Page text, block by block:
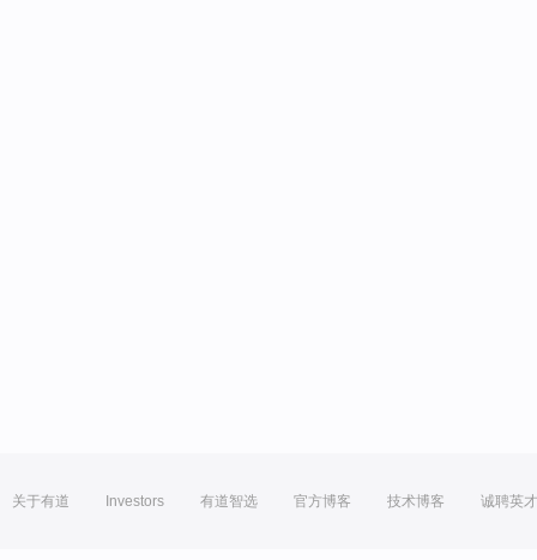
关于有道 Investors 有道智选 官方博客 技术博客 诚聘英才